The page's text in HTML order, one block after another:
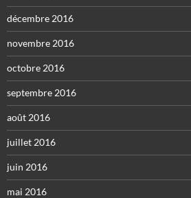
décembre 2016
novembre 2016
octobre 2016
septembre 2016
août 2016
juillet 2016
juin 2016
mai 2016